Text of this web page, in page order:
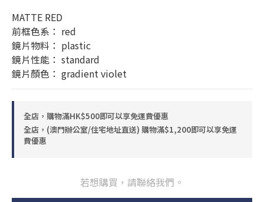
MATTE RED
前框色系： red
鏡片物料： plastic
鏡片性能： standard
鏡片顏色： gradient violet
全店，購物滿HK$500即可以享免運費優惠
全店，(澳門辦公室/住宅地址直送) 購物滿$1,200即可以享免運
費優惠
若想購買，請聯絡我們。